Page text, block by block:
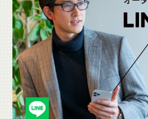
ち
ら
も
チ